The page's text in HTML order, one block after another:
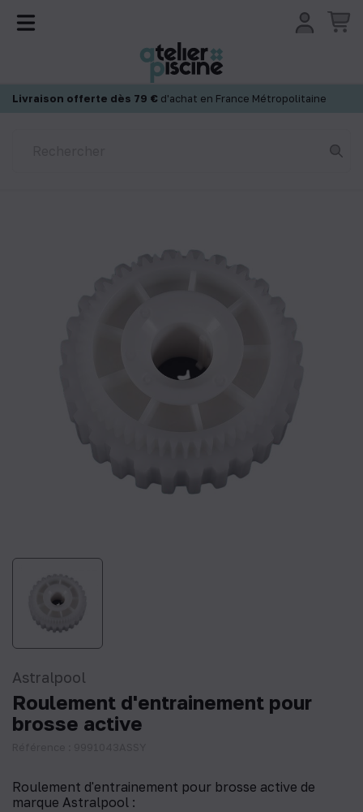
Livraison offerte dès 79 € d'achat en France Métropolitaine
Astralpool
Roulement d'entrainement pour
brosse active
Roulement d'entrainement pour brosse active de
marque Astralpool :